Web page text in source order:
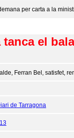
per carta a la
el
Ferran Bel, satisfet,
de Tarragona